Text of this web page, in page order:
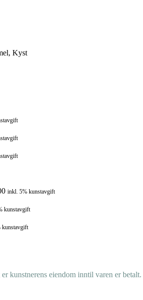
Kyst
inkl. 5% kunstavgift
kunstavgift
kunstavgift
kunstnerens eiendom inntil varen er betalt.